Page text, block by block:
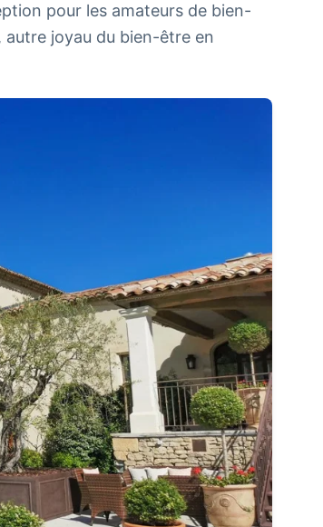
pour les amateurs de bien-
, autre joyau du bien-être en